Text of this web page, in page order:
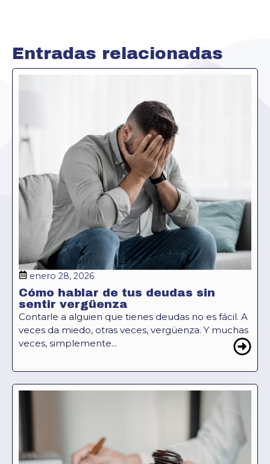
Entradas relacionadas
enero 28, 2026
Cómo hablar de tus deudas sin
sentir vergüenza
Contarle a alguien que tienes deudas no es fácil. A
veces da miedo, otras veces, vergüenza. Y muchas
veces, simplemente...